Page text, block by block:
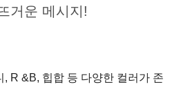
거운 메시지!
, R &B, 힙합 등 다양한 컬러가 존